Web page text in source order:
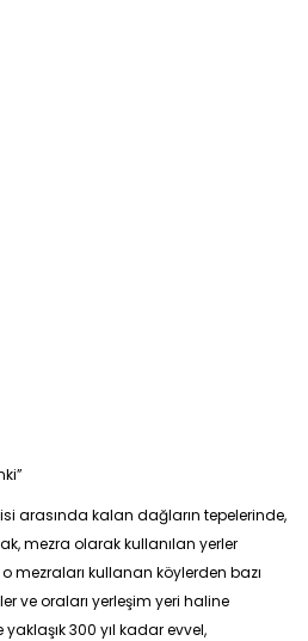
”
arasında kalan dağların tepelerinde,
mezra olarak kullanılan yerler
mezraları kullanan köylerden bazı
ve oraları yerleşim yeri haline
300 yıl kadar evvel,